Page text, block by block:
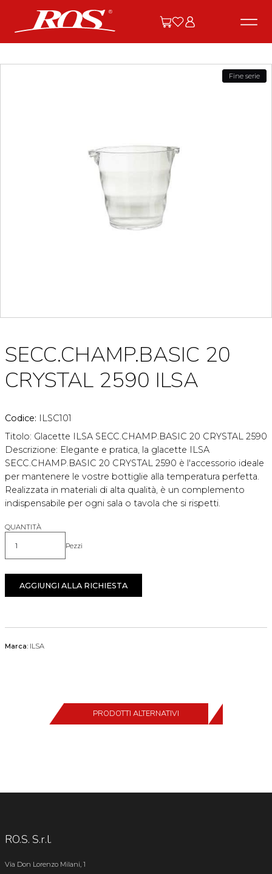
Fine serie
SECC.CHAMP.BASIC 20
CRYSTAL 2590 ILSA
Codice: ILSC101
Titolo: Glacette ILSA SECC.CHAMP.BASIC 20 CRYSTAL 2590
Descrizione: Elegante e pratica, la glacette ILSA
SECC.CHAMP.BASIC 20 CRYSTAL 2590 è l'accessorio ideale
per mantenere le vostre bottiglie alla temperatura perfetta.
Realizzata in materiali di alta qualità, è un complemento
indispensabile per ogni sala o tavola che si rispetti.
QUANTITÀ
Quantità Pezzi
AGGIUNGI ALLA RICHIESTA
Marca: ILSA
PRODOTTI ALTERNATIVI
RO.S. S.r.l.
Via Don Lorenzo Milani, 1